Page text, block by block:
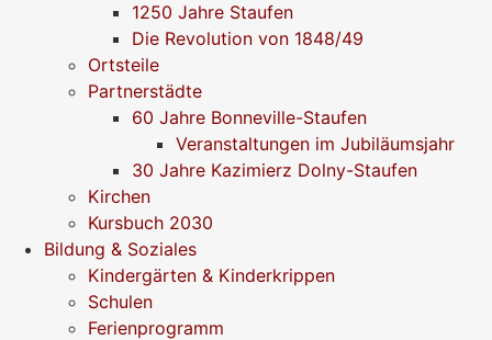
1250 Jahre Staufen
Die Revolution von 1848/49
Ortsteile
Partnerstädte
60 Jahre Bonneville-Staufen
Veranstaltungen im Jubiläumsjahr
30 Jahre Kazimierz Dolny-Staufen
Kirchen
Kursbuch 2030
Bildung & Soziales
Kindergärten & Kinderkrippen
Schulen
Ferienprogramm